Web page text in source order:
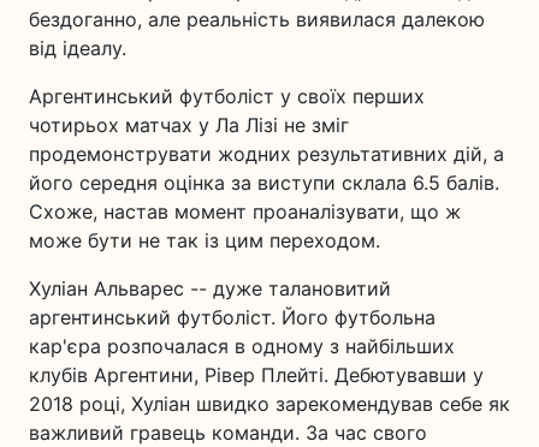
бездоганно, але реальність виявилася далекою
від ідеалу.
Аргентинський футболіст у своїх перших
чотирьох матчах у Ла Лізі не зміг
продемонструвати жодних результативних дій, а
його середня оцінка за виступи склала 6.5 балів.
Схоже, настав момент проаналізувати, що ж
може бути не так із цим переходом.
Хуліан Альварес -- дуже талановитий
аргентинський футболіст. Його футбольна
кар'єра розпочалася в одному з найбільших
клубів Аргентини, Рівер Плейті. Дебютувавши у
2018 році, Хуліан швидко зарекомендував себе як
важливий гравець команди. За час свого